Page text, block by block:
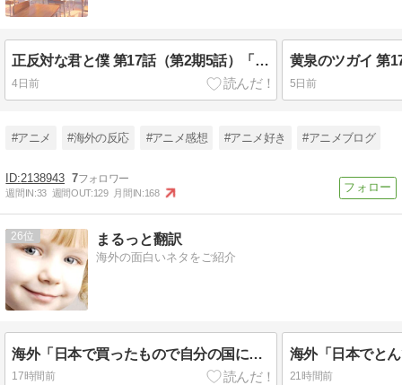
正反対な君と僕 第17話（第2期5話）「バレンタイン」海外の反応
4日前 5日前
#アニメ #海外の反応 #アニメ感想 #アニメ好き #アニメブログ
2138943 7
週間IN:33 週間OUT:129 月間IN:168
26 まるっと翻訳
海外の面白いネタをご紹介
海外「日本で買ったもので自分の国に戻ってからも使い続けてるものってある？」
17時間前 21時間前